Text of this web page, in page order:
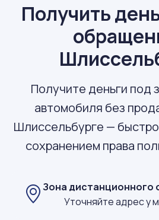
Получить
Получите деньги под
автомобиля без
Шлиссельбурге —
сохранением права
Зона дистанционного
Уточняйте адрес у